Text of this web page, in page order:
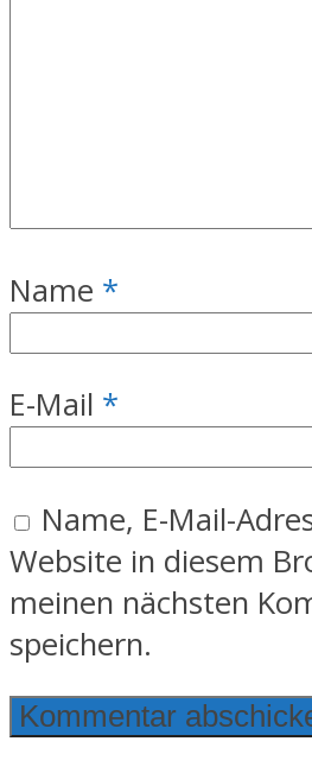
Name *
E-Mail *
Name, E-Mail-
Website in diesem
meinen nächsten
speichern.